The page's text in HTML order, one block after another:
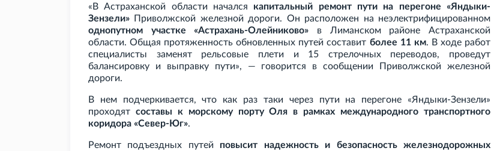
«В Астраханской области начался капитальный ремонт пути на перегоне «Яндыки-
Зензели» Приволжской железной дороги. Он расположен на неэлектрифицированном
однопутном участке «Астрахань-Олейниково» в Лиманском районе Астраханской
области. Общая протяженность обновленных путей составит более 11 км. В ходе работ
специалисты заменят рельсовые плети и 15 стрелочных переводов, проведут
балансировку и выправку пути», — говорится в сообщении Приволжской железной
дороги.
В нем подчеркивается, что как раз таки через пути на перегоне «Яндыки-Зензели»
проходят составы к морскому порту Оля в рамках международного транспортного
коридора «Север-Юг».
Ремонт подъездных путей повысит надежность и безопасность железнодорожных